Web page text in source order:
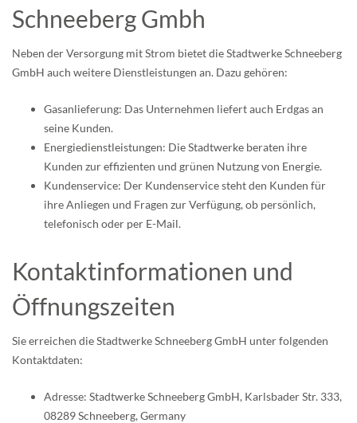
Schneeberg Gmbh
Neben der Versorgung mit Strom bietet die Stadtwerke Schneeberg
GmbH auch weitere Dienstleistungen an. Dazu gehören:
Gasanlieferung: Das Unternehmen liefert auch Erdgas an
seine Kunden.
Energiedienstleistungen: Die Stadtwerke beraten ihre
Kunden zur effizienten und grünen Nutzung von Energie.
Kundenservice: Der Kundenservice steht den Kunden für
ihre Anliegen und Fragen zur Verfügung, ob persönlich,
telefonisch oder per E-Mail.
Kontaktinformationen und
Öffnungszeiten
Sie erreichen die Stadtwerke Schneeberg GmbH unter folgenden
Kontaktdaten:
Adresse: Stadtwerke Schneeberg GmbH, Karlsbader Str. 333,
08289 Schneeberg, Germany